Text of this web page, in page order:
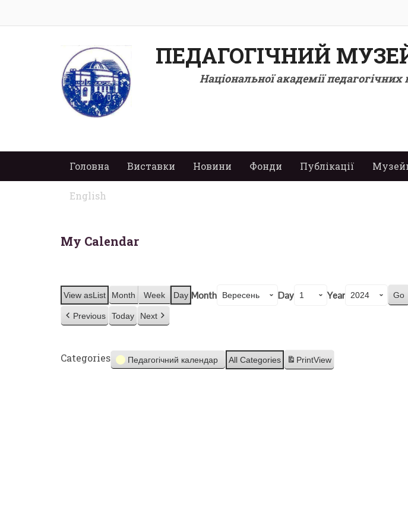
ПЕДАГОГІЧНИЙ
Національної академії педагогічних
Головна Виставки Новини Фонди Публікації
English
My Calendar
View asList Month Week Day Month Day Year
Previous Today Next
Categories Педагогічний календар All Categories PrintView